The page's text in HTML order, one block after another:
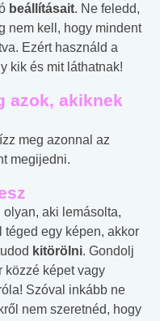
beállításait. Ne feledd,
nem kell, hogy mindent
Ezért használd a
kik és mit láthatnak!
azok, akiknek
meg azonnal az
megijedni.
aki lemásolta,
téged egy képen, akkor
kitörölni. Gondolj
közzé képet vagy
Szóval inkább ne
nem szeretnéd, hogy